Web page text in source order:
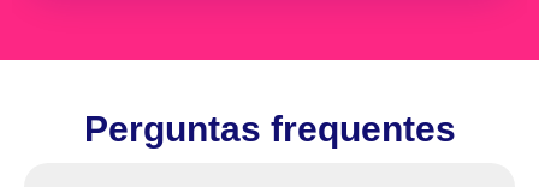
Perguntas frequentes